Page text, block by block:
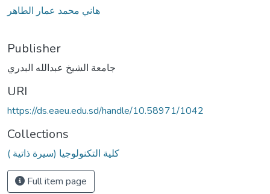
هاني محمد عمار الطاهر
Publisher
جامعة الشيخ عبدالله البدري
URI
https://ds.eaeu.edu.sd/handle/10.58971/1042
Collections
كلية التكنولوجيا (سيرة ذاتية )
Full item page